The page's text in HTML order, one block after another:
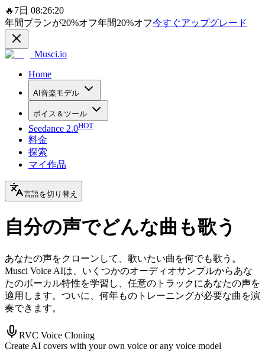
🔥 7日 08:26:20
年間プランが20%オフ年間20%オフ今すぐアップグレード
Musci.io
Home
AI音楽モデル
ボイス＆ツール
Seedance 2.0HOT
料金
探索
マイ作品
言語を切り替え
自分の声でどんな曲も歌う
あなたの声をクローンして、歌いたい曲を何でも歌う。
Musci Voice AIは、いくつかのオーディオサンプルからあな
たのボーカル特性を学習し、任意のトラックにあなたの声を
適用します。ついに、何年ものトレーニングが必要な曲を演
奏できます。
RVC Voice Cloning
Create AI covers with your own voice or any voice model